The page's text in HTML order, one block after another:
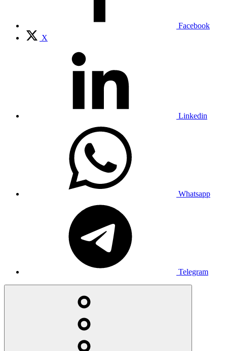
Facebook
X
Linkedin
Whatsapp
Telegram